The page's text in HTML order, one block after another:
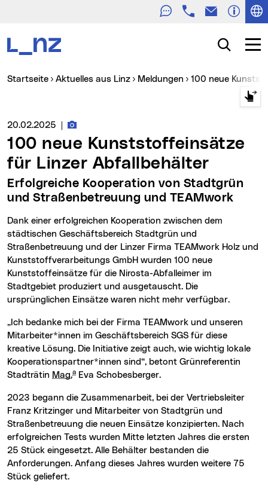
TelefonE-Mail
Suche
Sie sind hier:
Startseite Aktuelles aus Linz Meldungen 100 neue
Medienservice vom:
20.02.2025 Fotos zur Meldung
100 neue Kunststoffeinsätze
für Linzer Abfallbehälter
Erfolgreiche Kooperation von Stadtgrün
und Straßenbetreuung und TEAMwork
Dank einer erfolgreichen Kooperation zwischen dem
städtischen Geschäftsbereich Stadtgrün und
Straßenbetreuung und der Linzer Firma TEAMwork Holz und
Kunststoffverarbeitungs GmbH wurden 100 neue
Kunststoffeinsätze für die Nirosta-Abfalleimer im
Stadtgebiet produziert und ausgetauscht. Die
ursprünglichen Einsätze waren nicht mehr verfügbar.
„Ich bedanke mich bei der Firma TEAMwork und unseren
Mitarbeiter*innen im Geschäftsbereich SGS für diese
kreative Lösung. Die Initiative zeigt auch, wie wichtig lokale
Kooperationspartner*innen sind“, betont Grünreferentin
Stadträtin Mag.a Eva Schobesberger.
2023 begann die Zusammenarbeit, bei der Vertriebsleiter
Franz Kritzinger und Mitarbeiter von Stadtgrün und
Straßenbetreuung die neuen Einsätze konzipierten. Nach
erfolgreichen Tests wurden Mitte letzten Jahres die ersten
25 Stück eingesetzt. Alle Behälter bestanden die
Anforderungen. Anfang dieses Jahres wurden weitere 75
Stück geliefert.